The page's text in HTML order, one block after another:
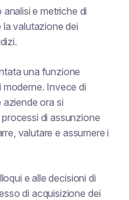
e metriche di
la valutazione dei
una funzione
Invece di
aziende ora si
di assunzione
valutare e assumere i
e alle decisioni di
di acquisizione dei